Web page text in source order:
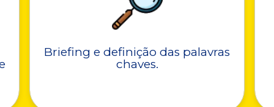
Briefing e definição das palavras
chaves.